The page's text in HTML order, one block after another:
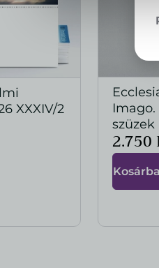
XXXIV/2
szüzek
2.750
Kosárba